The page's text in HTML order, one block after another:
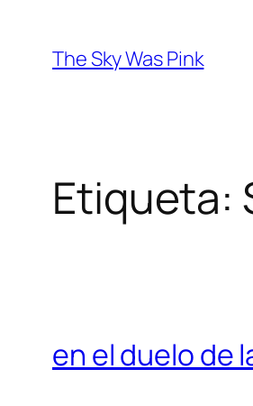
contenido
The Sky Was Pink
Etiqueta:
en el duelo de